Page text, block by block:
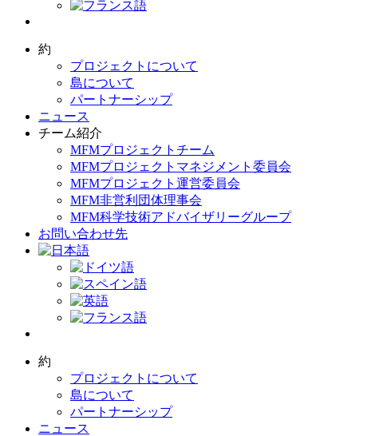
約
プロジェクトについて
島について
パートナーシップ
ニュース
チーム紹介
MFMプロジェクトチーム
MFMプロジェクトマネジメント委員会
MFMプロジェクト運営委員会
MFM非営利団体理事会
MFM科学技術アドバイザリーグループ
お問い合わせ先
約
プロジェクトについて
島について
パートナーシップ
ニュース